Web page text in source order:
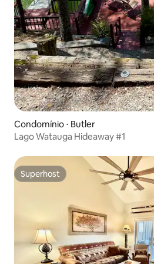
Condomínio ⋅ Butler
Lago Watauga Hideaway #1
Superhost
Superhost